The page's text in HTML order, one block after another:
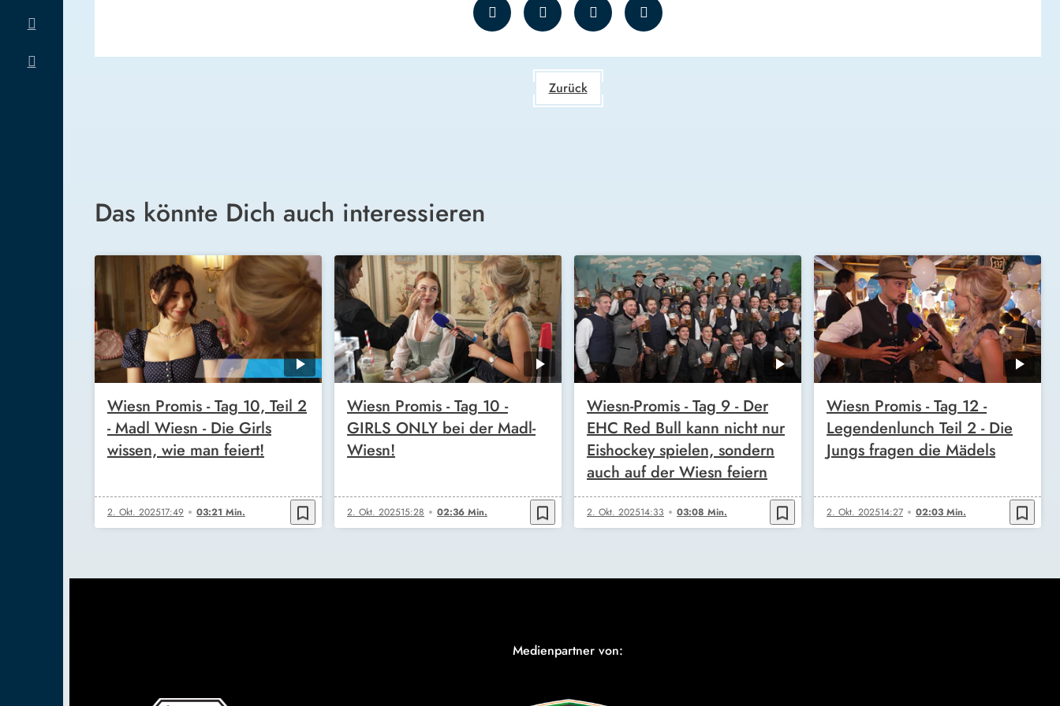
Zurück
Das könnte Dich auch interessieren
Wiesn Promis - Tag 10, Teil 2
- Madl Wiesn - Die Girls
wissen, wie man feiert!
2. Okt. 202517:49 03:21 Min. bookmark_border
Wiesn Promis - Tag 10 -
GIRLS ONLY bei der Madl-
Wiesn!
2. Okt. 202515:28 02:36 Min. bookmark_border
Wiesn-Promis - Tag 9 - Der
EHC Red Bull kann nicht nur
Eishockey spielen, sondern
auch auf der Wiesn feiern
2. Okt. 202514:33 03:08 Min. bookmark_border
Wiesn Promis - Tag 12 -
Legendenlunch Teil 2 - Die
Jungs fragen die Mädels
2. Okt. 202514:27 02:03 Min. bookmark_border
Medienpartner von: